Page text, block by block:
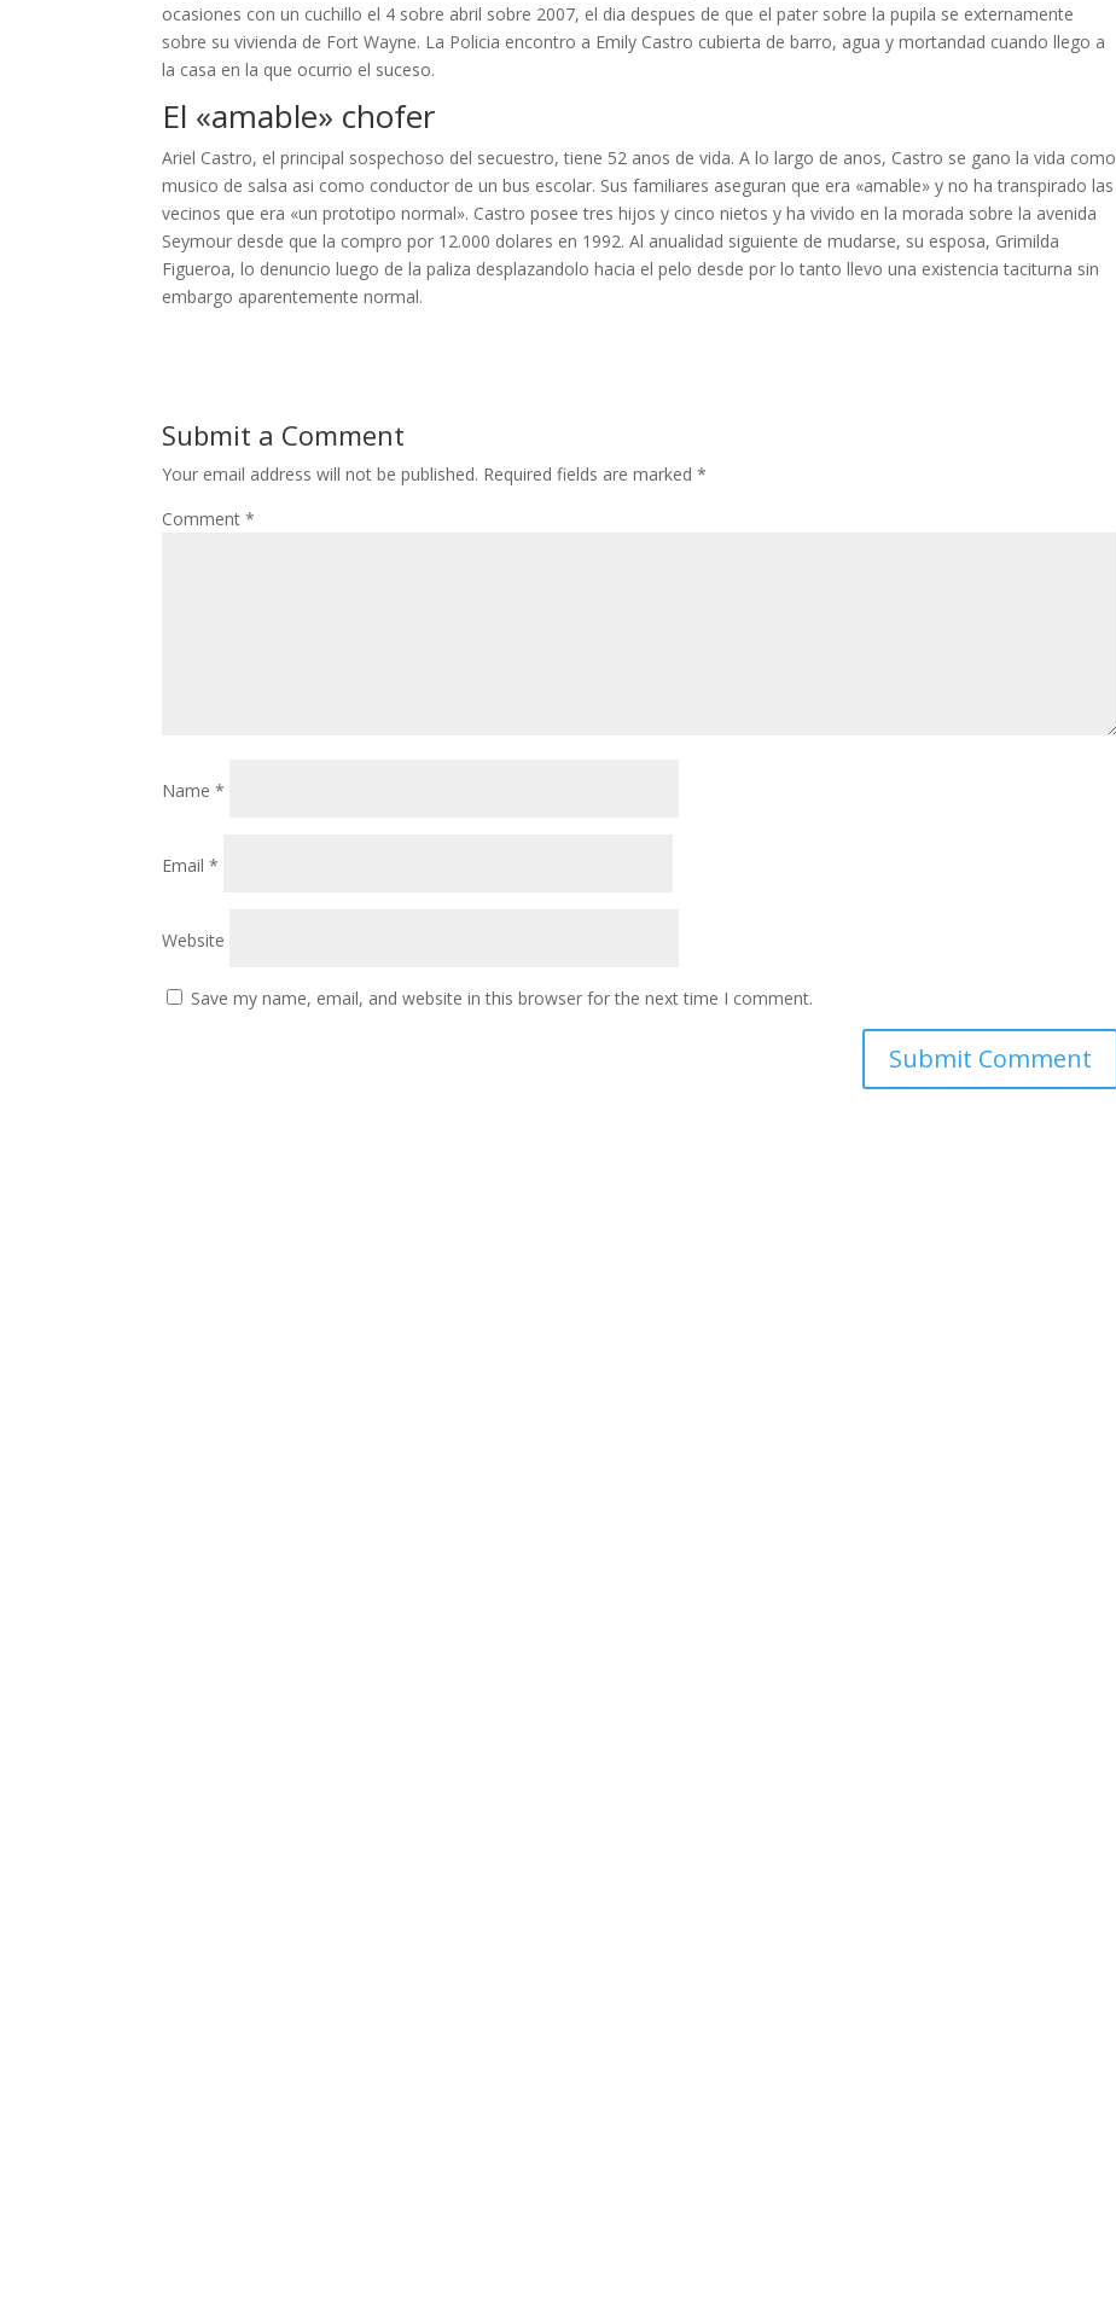
ocasiones con un cuchillo el 4 sobre abril sobre 2007, el dia despues de que el pater sobre la pupila se externamente
sobre su vivienda de Fort Wayne. La Policia encontro a Emily Castro cubierta de barro, agua y mortandad cuando llego a
la casa en la que ocurrio el suceso.
El «amable» chofer
Ariel Castro, el principal sospechoso del secuestro, tiene 52 anos de vida. A lo largo de anos, Castro se gano la vida como
musico de salsa asi­ como conductor de un bus escolar. Sus familiares aseguran que era «amable» y no ha transpirado las
vecinos que era «un prototipo normal». Castro posee tres hijos y cinco nietos y ha vivido en la morada sobre la avenida
Seymour desde que la compro por 12.000 dolares en 1992. Al anualidad siguiente de mudarse, su esposa, Grimilda
Figueroa, lo denuncio luego de la paliza desplazandolo hacia el pelo desde por lo tanto llevo una existencia taciturna sin
embargo aparentemente normal.
Submit a Comment
Your email address will not be published. Required fields are marked*
Comment*
Name*
Email*
Website
Save my name, email, and website in this browser for the next time I comment.